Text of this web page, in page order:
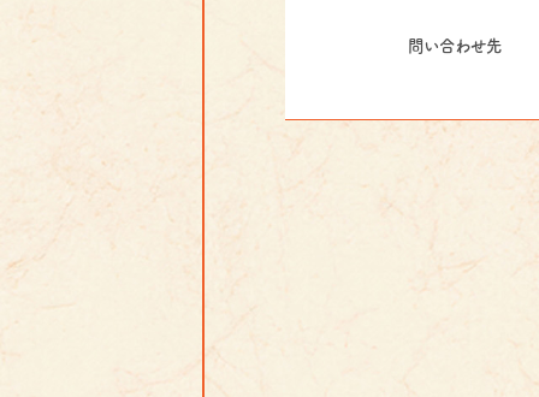
問い合わせ先